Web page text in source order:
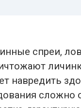
спреи,
навредить
сложно